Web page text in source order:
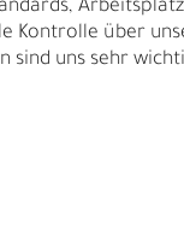
Kontrolle über
sind uns sehr